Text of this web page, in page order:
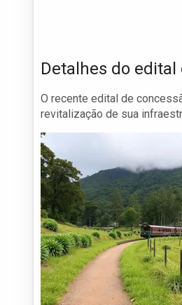
Detalhes do edital
O recente edital de
revitalização de sua